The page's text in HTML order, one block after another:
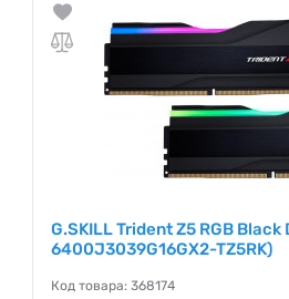
G.SKILL Trident Z5 RGB Black
6400J3039G16GX2-TZ5RK)
Код товара: 368174